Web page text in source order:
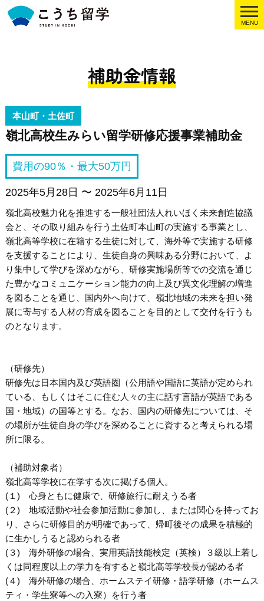
MENU
補助金情報
本山町・土佐町
嶺北高校生みらい留学研修応援事業補助金
費用の90％・最大50万円
2025年5月28日 〜 2025年6月11日
嶺北高校魅力化を推進する一般社団法人れいほく未来創造協議
会と、その取り組みを行う土佐町本山町の実施する事業とし、
嶺北高等学校に在籍する生徒に対して、海外等で実施する研修
を支援することにより、生徒自身の興味ある分野において、よ
り集中して学びを深めながら、研修実施場所等での交流を通じ
た豊かなコミュニケーション能力の向上及び異文化理解の増進
を図ることを通じ、国内外へ向けて、嶺北地域の未来を担い発
展に寄与する人材の育成を図ることを目的として交付を行うも
のとなります。
（研修先）
研修先は日本国内及び英語圏（公用語や国語に英語が定められ
ている、もしくはそこに住む人々の主に話す言語が英語である
国・地域）の国等とする。なお、国内の研修先については、そ
の場所が生徒自身の学びを深めることに資すると考えられる場
所に限る。
（補助対象者）
嶺北高等学校に在学する次に掲げる個人。
(１) 心身ともに健康で、研修旅行に耐えうる者
(２) 地域活動や社会参加活動に参加し、または関心を持ってお
り、さらに研修目的が明確であって、帰町後その成果を積極的
に生かしうると認められる者
(３) 海外研修の場合、実用英語技能検定（英検）３級以上若し
くは同程度以上の学力を有すると嶺北高等学校長が認める者
(４) 海外研修の場合、ホームステイ研修・語学研修（ホームス
ティ・学生寮等への入寮）を行う者